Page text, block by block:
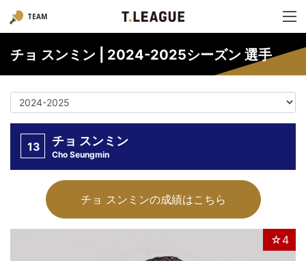
TEAM
チョ スンミン | 2024-2025シーズン 選手
13 チョ スンミン
Cho Seungmin
チョ スンミンの成績はこちら
☆4